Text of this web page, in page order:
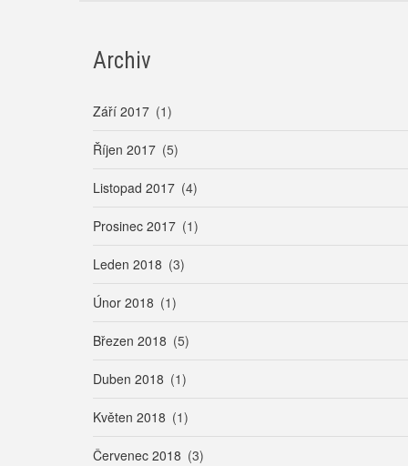
Archiv
Září 2017 (1)
Říjen 2017 (5)
Listopad 2017 (4)
Prosinec 2017 (1)
Leden 2018 (3)
Únor 2018 (1)
Březen 2018 (5)
Duben 2018 (1)
Květen 2018 (1)
Červenec 2018 (3)